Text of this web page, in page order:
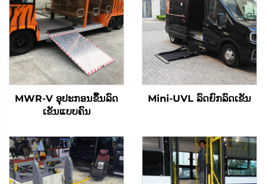
MWR-V ອຸປະກອນຂຶ້ນລົດ
ເຂັນແບບຄົນ
Mini-UVL ລົດຍົກລົດເຂັນ